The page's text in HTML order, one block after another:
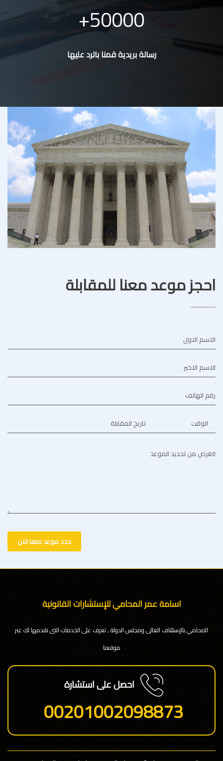
50000
رسالة بريدية قمنا بالرد عليها
احجز موعد معنا للمقابلة
الاسم الاول
الاسم الاخير
رقم الهاتف
تاريخ المقابلة الوقت
الغرض من تحديد الموعد
حدد موعد معنا الان
اسامة عمر المحامي للإستشارات القانونية
المحامي بالإستئناف العالى ومجلس الدولة , تعرف على الخدمات التى نقدمها لك عبر
موقعنا
احصل على استشارة
00201002098873